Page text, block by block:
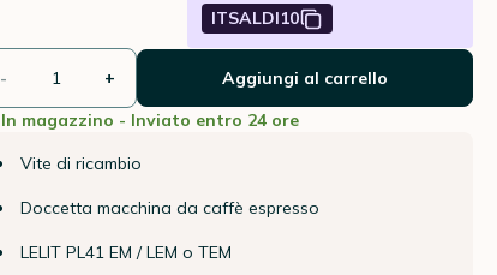
ITSALDI10
- +
Aggiungi al carrello
In magazzino - Inviato entro 24 ore
Vite di ricambio
Doccetta macchina da caffè espresso
LELIT PL41 EM / LEM o TEM